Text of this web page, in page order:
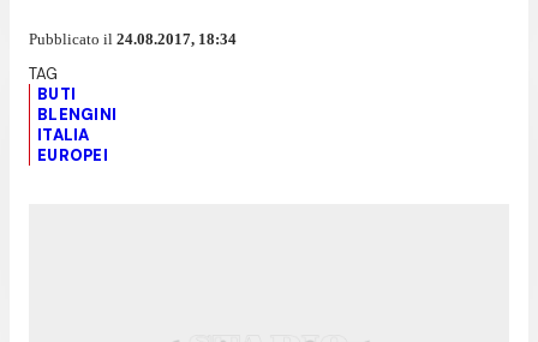
Pubblicato il 24.08.2017, 18:34
BUTI
BLENGINI
ITALIA
EUROPEI